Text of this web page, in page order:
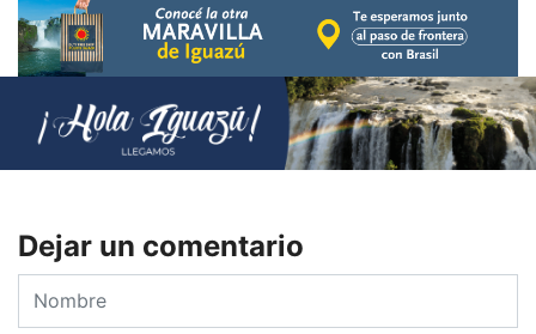
Dejar un comentario